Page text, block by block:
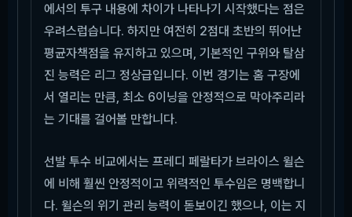
에서의 투구 내용에 차이가 나타나기 시작했다는 점은
우려스럽습니다. 하지만 여전히 2점대 초반의 뛰어난
평균자책점을 유지하고 있으며, 기본적인 구위와 탈삼
진 능력은 리그 정상급입니다. 이번 경기는 홈 구장에
서 열리는 만큼, 최소 6이닝을 안정적으로 막아주리라
는 기대를 걸어볼 만합니다.
선발 투수 비교에서는 프레디 페랄타가 브라이스 윌슨
에 비해 훨씬 안정적이고 위력적인 투수임은 명백합니
다. 윌슨의 위기 관리 능력이 돋보이긴 했으나, 이는 지